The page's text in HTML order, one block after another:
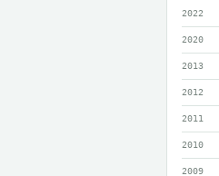
2022
2020
2013
2012
2011
2010
2009